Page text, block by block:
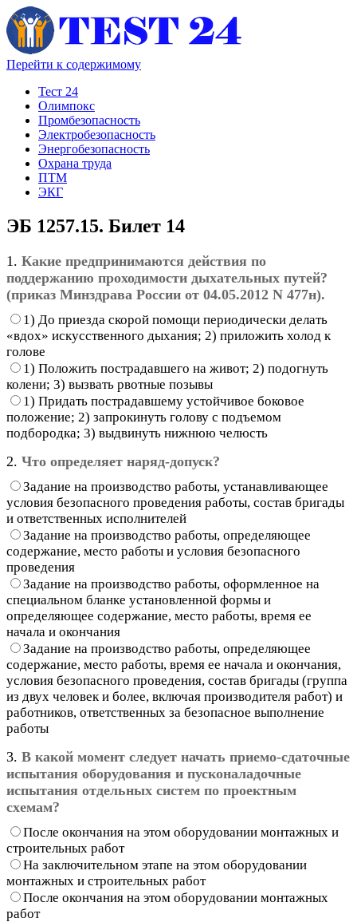
Перейти к содержимому
Тест 24
Олимпокс
Промбезопасность
Электробезопасность
Энергобезопасность
Охрана труда
ПТМ
ЭКГ
ЭБ 1257.15. Билет 14
1. Какие предпринимаются действия по
поддержанию проходимости дыхательных путей?
(приказ Минздрава России от 04.05.2012 N 477н).
1) До приезда скорой помощи периодически делать
«вдох» искусственного дыхания; 2) приложить холод к
голове
1) Положить пострадавшего на живот; 2) подогнуть
колени; 3) вызвать рвотные позывы
1) Придать пострадавшему устойчивое боковое
положение; 2) запрокинуть голову с подъемом
подбородка; 3) выдвинуть нижнюю челюсть
2. Что определяет наряд-допуск?
Задание на производство работы, устанавливающее
условия безопасного проведения работы, состав бригады
и ответственных исполнителей
Задание на производство работы, определяющее
содержание, место работы и условия безопасного
проведения
Задание на производство работы, оформленное на
специальном бланке установленной формы и
определяющее содержание, место работы, время ее
начала и окончания
Задание на производство работы, определяющее
содержание, место работы, время ее начала и окончания,
условия безопасного проведения, состав бригады (группа
из двух человек и более, включая производителя работ) и
работников, ответственных за безопасное выполнение
работы
3. В какой момент следует начать приемо-сдаточные
испытания оборудования и пусконаладочные
испытания отдельных систем по проектным
схемам?
После окончания на этом оборудовании монтажных и
строительных работ
На заключительном этапе на этом оборудовании
монтажных и строительных работ
После окончания на этом оборудовании монтажных
работ